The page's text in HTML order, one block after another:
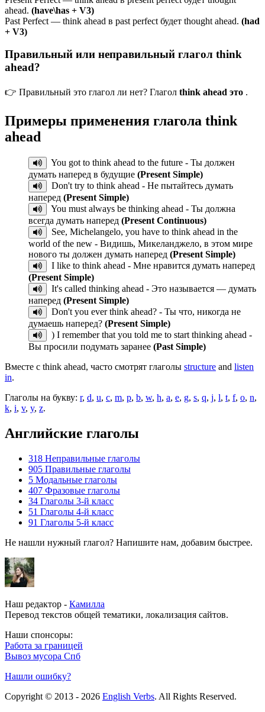
ahead. (have\has + V3)
Past Perfect — think ahead в past perfect будет thought ahead. (had
+ V3)
Правильный или неправильный глагол think
ahead?
👉 Правильный это глагол ли нет? Глагол think ahead это .
Примеры применения глагола think
ahead
You got to think ahead to the future - Ты должен
думать наперед в будущие (Present Simple)
Don't try to think ahead - Не пытайтесь думать
наперед (Present Simple)
You must always be thinking ahead - Ты должна
всегда думать наперед (Present Continuous)
See, Michelangelo, you have to think ahead in the
world of the new - Видишь, Микеланджело, в этом мире
нового ты должен думать наперед (Present Simple)
I like to think ahead - Мне нравится думать наперед
(Present Simple)
It's called thinking ahead - Это называется — думать
наперед (Present Simple)
Don't you ever think ahead? - Ты что, никогда не
думаешь наперед? (Present Simple)
) I remember that you told me to start thinking ahead -
Вы просили подумать заранее (Past Simple)
Вместе с think ahead, часто смотрят глаголы structure and listen
in.
Глаголы на букву: r, d, u, c, m, p, b, w, h, a, e, g, s, q, j, l, t, f, o, n,
k, i, v, y, z.
Английские глаголы
318 Неправильные глаголы
905 Правильные глаголы
5 Модальные глаголы
407 Фразовые глаголы
34 Глаголы 3-й класс
51 Глаголы 4-й класс
91 Глаголы 5-й класс
Не нашли нужный глагол? Напишите нам, добавим быстрее.
Наш редактор - Камилла
Перевод текстов общей тематики, локализация сайтов.
Наши спонсоры:
Работа за границей
Вывоз мусора Спб
Нашли ошибку?
Copyright © 2013 - 2026 English Verbs. All Rights Reserved.